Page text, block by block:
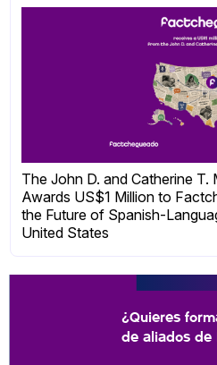
The John D. and Catherine
Awards US$1 Million to
the Future of Spanish-
United States
¿Quieres
de aliados de